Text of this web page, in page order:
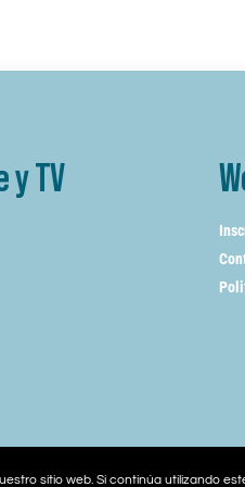
y TV
sitio web. Si continúa utilizando